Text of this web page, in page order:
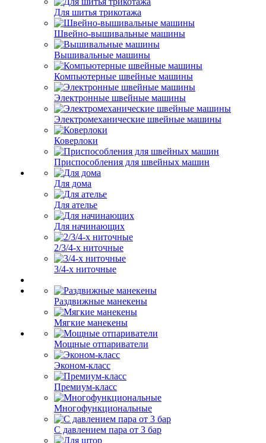
Для шитья трикотажа
Швейно-вышивальные машины
Вышивальные машины
Компьютерные швейные машины
Электронные швейные машины
Электромеханические швейные машины
Коверлоки
Приспособления для швейных машин
Для дома
Для ателье
Для начинающих
2/3/4-х ниточные
3/4-х ниточные
Раздвижные манекены
Мягкие манекены
Мощные отпариватели
Эконом-класс
Премиум-класс
Многофункциональные
С давлением пара от 3 бар